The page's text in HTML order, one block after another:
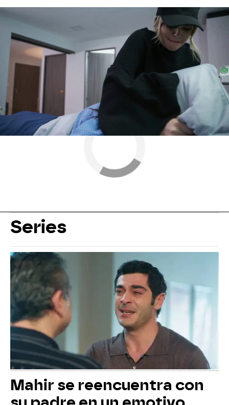
Nova » Series » Los ricos también lloran » Mejores
momentos
Series
Mahir se reencuentra con